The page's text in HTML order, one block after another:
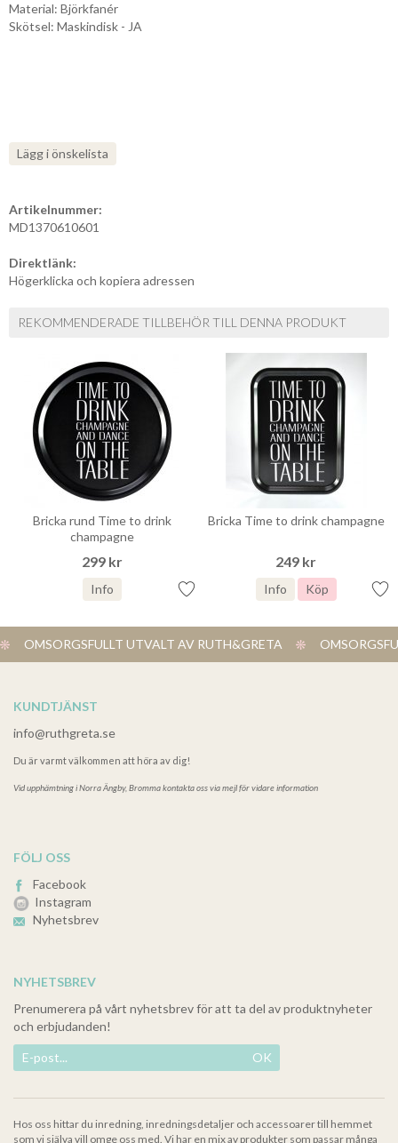
Material: Björkfanér
Skötsel: Maskindisk - JA
Lägg i önskelista
Artikelnummer:
MD1370610601
Direktlänk:
Högerklicka och kopiera adressen
REKOMMENDERADE TILLBEHÖR TILL DENNA PRODUKT
Bricka rund Time to drink
champagne
299 kr
Info
Bricka Time to drink champagne
249 kr
Info Köp
OMSORGSFULLT UTVALT AV RUTH&GRETA
KUNDTJÄNST
info@ruthgreta.se
Du är varmt välkommen att höra av dig!
Vid upphämtning iNorra Ängby, Bromma kontakta oss via mejl för vidare information
FÖLJ OSS
Facebook
Instagram
Nyhetsbrev
NYHETSBREV
Prenumerera på vårt nyhetsbrev för att ta del av produktnyheter
och erbjudanden!
OK
Hos oss hittar du inredning, inredningsdetaljer och accessoarer till hemmet
som vi själva vill omge oss med. Vi har en mix av produkter som passar många